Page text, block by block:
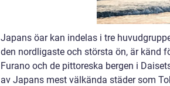
Japans öar kan indelas i tre
den nordligaste och största ön, är känd
Furano och de pittoreska bergen i
av Japans mest välkända städer som